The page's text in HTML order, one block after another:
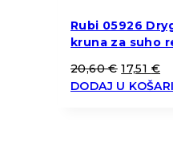
Rubi 05926
kruna za suho
20,60€ 17,51 €
DODAJ U